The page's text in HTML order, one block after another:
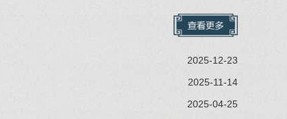
2025-12-23
2025-11-14
2025-04-25